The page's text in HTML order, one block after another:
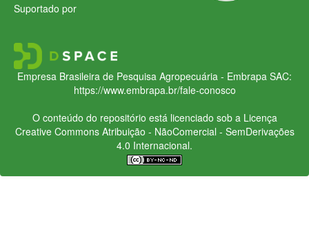
Suportado por
Empresa Brasileira de Pesquisa Agropecuária - Embrapa SAC:
https://www.embrapa.br/fale-conosco
O conteúdo do repositório está licenciado sob a Licença
Creative CommonsAtribuição - NãoComercial - SemDerivações
4.0 Internacional.